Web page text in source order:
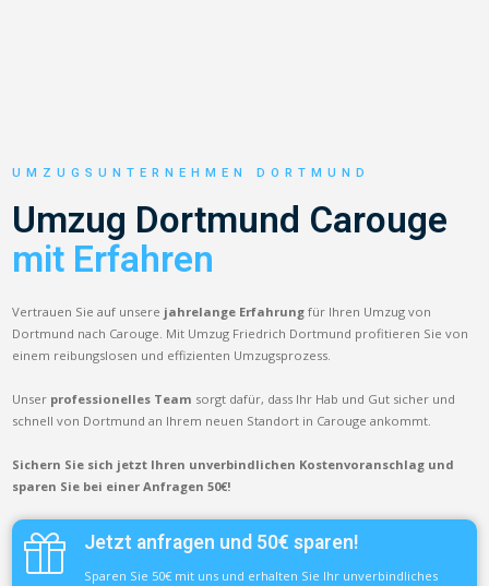
UMZUGSUNTERNEHMEN DORTMUND
Umzug Dortmund Carouge
mit Erfahren
Vertrauen Sie auf unsere jahrelange Erfahrung für Ihren Umzug von
Dortmund nach Carouge. Mit Umzug Friedrich Dortmund profitieren Sie von
einem reibungslosen und effizienten Umzugsprozess.
Unser professionelles Team sorgt dafür, dass Ihr Hab und Gut sicher und
schnell von Dortmund an Ihrem neuen Standort in Carouge ankommt.
Sichern Sie sich jetzt Ihren unverbindlichen Kostenvoranschlag und
sparen Sie bei einer Anfragen 50€!
Jetzt anfragen und 50€ sparen!
Sparen Sie 50€ mit uns und erhalten Sie Ihr unverbindliches